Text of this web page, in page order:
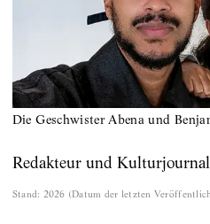
Die Geschwister Abena und
Redakteur und
Stand: 2026 ( Datum der letzten